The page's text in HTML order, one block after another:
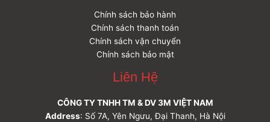
Chính sách bảo hành
Chính sách thanh toán
Chính sách vận chuyển
Chính sách bảo mật
Liên Hệ
CÔNG TY TNHH TM & DV 3M VIỆT NAM
Address: Số 7A, Yên Ngưu, Đại Thanh, Hà Nội